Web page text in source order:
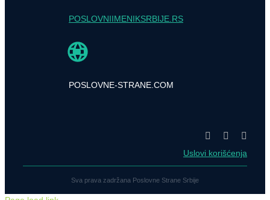
POSLOVNIIMENIKSRBIJE.RS
POSLOVNE-STRANE.COM
Uslovi korišćenja
Sva prava zadržana Poslovne Strane Srbije